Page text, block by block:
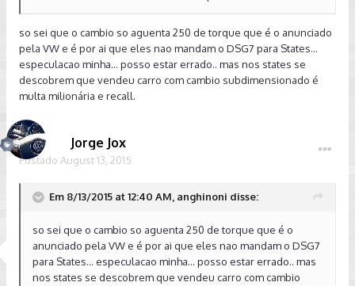
so sei que o cambio so aguenta 250 de torque que é o anunciado
pela VW e é por ai que eles nao mandam o DSG7 para States...
especulacao minha... posso estar errado.. mas nos states se
descobrem que vendeu carro com cambio subdimensionado é
multa milionária e recall.
Jorge Jox
Postado August 13, 2015
Em 8/13/2015 at 12:40 AM, anghinoni disse:
so sei que o cambio so aguenta 250 de torque que é o
anunciado pela VW e é por ai que eles nao mandam o DSG7
para States... especulacao minha... posso estar errado.. mas
nos states se descobrem que vendeu carro com cambio